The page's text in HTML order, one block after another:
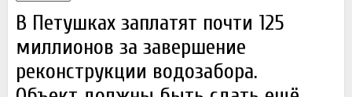
В Петушках заплатят почти 125
миллионов за завершение
реконструкции водозабора.